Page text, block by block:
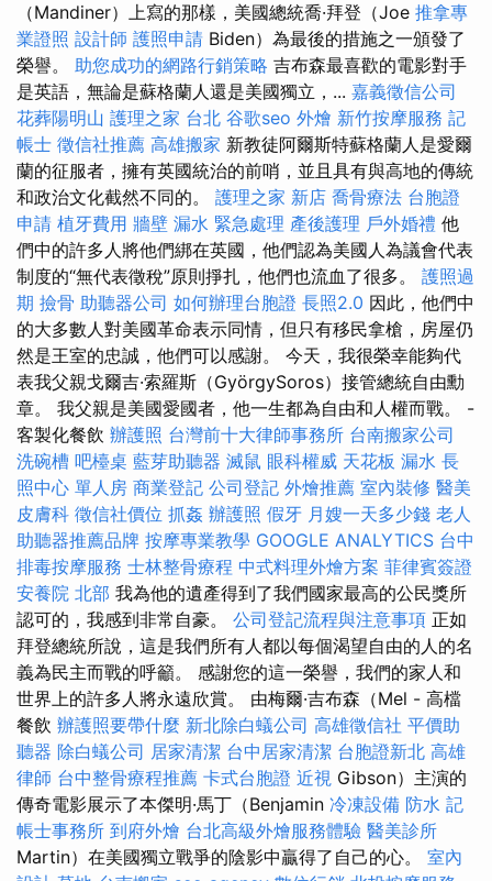
（Mandiner）上寫的那樣，美國總統喬·拜登（Joe 推拿專
業證照 設計師 護照申請 Biden）為最後的措施之一頒發了
榮譽。 助您成功的網路行銷策略 吉布森最喜歡的電影對手
是英語，無論是蘇格蘭人還是美國獨立，... 嘉義徵信公司
花葬陽明山 護理之家 台北 谷歌seo 外燴 新竹按摩服務 記
帳士 徵信社推薦 高雄搬家 新教徒阿爾斯特蘇格蘭人是愛爾
蘭的征服者，擁有英國統治的前哨，並且具有與高地的傳統
和政治文化截然不同的。 護理之家 新店 喬骨療法 台胞證
申請 植牙費用 牆壁 漏水 緊急處理 產後護理 戶外婚禮 他
們中的許多人將他們綁在英國，他們認為美國人為議會代表
制度的“無代表徵稅”原則掙扎，他們也流血了很多。 護照過
期 撿骨 助聽器公司 如何辦理台胞證 長照2.0 因此，他們中
的大多數人對美國革命表示同情，但只有移民拿槍，房屋仍
然是王室的忠誠，他們可以感謝。 今天，我很榮幸能夠代
表我父親戈爾吉·索羅斯（GyörgySoros）接管總統自由勳
章。 我父親是美國愛國者，他一生都為自由和人權而戰。 -
客製化餐飲 辦護照 台灣前十大律師事務所 台南搬家公司
洗碗槽 吧檯桌 藍芽助聽器 滅鼠 眼科權威 天花板 漏水 長
照中心 單人房 商業登記 公司登記 外燴推薦 室內裝修 醫美
皮膚科 徵信社價位 抓姦 辦護照 假牙 月嫂一天多少錢 老人
助聽器推薦品牌 按摩專業教學 GOOGLE ANALYTICS 台中
排毒按摩服務 士林整骨療程 中式料理外燴方案 菲律賓簽證
安養院 北部 我為他的遺產得到了我們國家最高的公民獎所
認可的，我感到非常自豪。 公司登記流程與注意事項 正如
拜登總統所說，這是我們所有人都以每個渴望自由的人的名
義為民主而戰的呼籲。 感謝您的這一榮譽，我們的家人和
世界上的許多人將永遠欣賞。 由梅爾·吉布森（Mel - 高檔
餐飲 辦護照要帶什麼 新北除白蟻公司 高雄徵信社 平價助
聽器 除白蟻公司 居家清潔 台中居家清潔 台胞證新北 高雄
律師 台中整骨療程推薦 卡式台胞證 近視 Gibson）主演的
傳奇電影展示了本傑明·馬丁（Benjamin 冷凍設備 防水 記
帳士事務所 到府外燴 台北高級外燴服務體驗 醫美診所
Martin）在美國獨立戰爭的陰影中贏得了自己的心。 室內